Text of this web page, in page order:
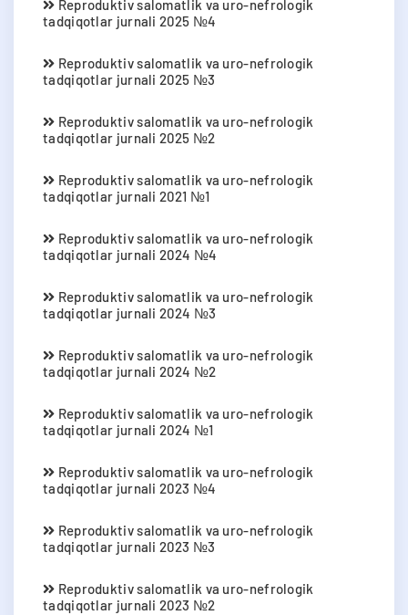
Reproduktiv salomatlik va uro-nefrologik
tadqiqotlar jurnali 2025 №4
Reproduktiv salomatlik va uro-nefrologik
tadqiqotlar jurnali 2025 №3
Reproduktiv salomatlik va uro-nefrologik
tadqiqotlar jurnali 2025 №2
Reproduktiv salomatlik va uro-nefrologik
tadqiqotlar jurnali 2021 №1
Reproduktiv salomatlik va uro-nefrologik
tadqiqotlar jurnali 2024 №4
Reproduktiv salomatlik va uro-nefrologik
tadqiqotlar jurnali 2024 №3
Reproduktiv salomatlik va uro-nefrologik
tadqiqotlar jurnali 2024 №2
Reproduktiv salomatlik va uro-nefrologik
tadqiqotlar jurnali 2024 №1
Reproduktiv salomatlik va uro-nefrologik
tadqiqotlar jurnali 2023 №4
Reproduktiv salomatlik va uro-nefrologik
tadqiqotlar jurnali 2023 №3
Reproduktiv salomatlik va uro-nefrologik
tadqiqotlar jurnali 2023 №2